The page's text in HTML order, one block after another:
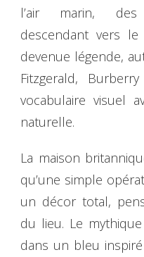
l’air marin, des
descendant vers
devenue légende,
Fitzgerald,
vocabulaire visuel
naturelle.
La maison
qu’une simple
un décor total,
du lieu. Le
dans un bleu